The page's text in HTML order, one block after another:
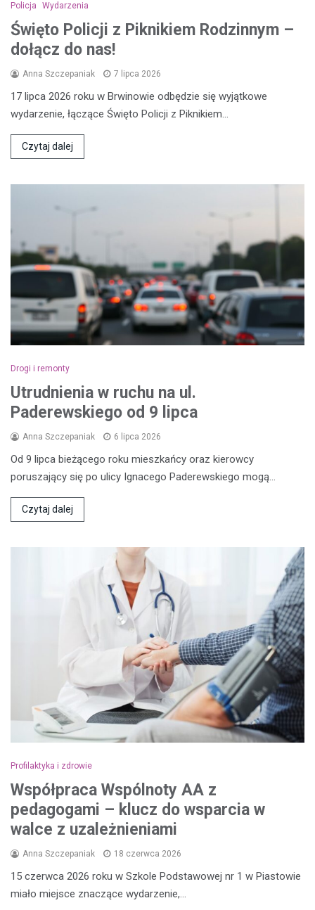
Policja Wydarzenia
Święto Policji z Piknikiem Rodzinnym –
dołącz do nas!
Anna Szczepaniak 7 lipca 2026
17 lipca 2026 roku w Brwinowie odbędzie się wyjątkowe
wydarzenie, łączące Święto Policji z Piknikiem…
Czytaj dalej
Drogi i remonty
Utrudnienia w ruchu na ul.
Paderewskiego od 9 lipca
Anna Szczepaniak 6 lipca 2026
Od 9 lipca bieżącego roku mieszkańcy oraz kierowcy
poruszający się po ulicy Ignacego Paderewskiego mogą…
Czytaj dalej
Profilaktyka i zdrowie
Współpraca Wspólnoty AA z
pedagogami – klucz do wsparcia w
walce z uzależnieniami
Anna Szczepaniak 18 czerwca 2026
15 czerwca 2026 roku w Szkole Podstawowej nr 1 w Piastowie
miało miejsce znaczące wydarzenie,…